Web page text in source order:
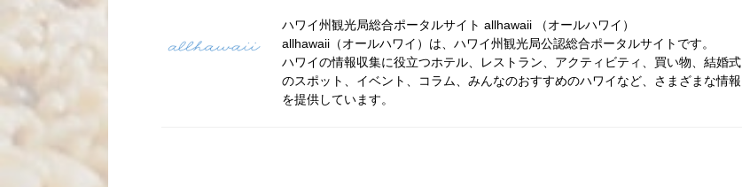
ハワイ州観光局総合ポータルサイト allhawaii （オールハワイ）
allhawaii（オールハワイ）は、ハワイ州観光局公認総合ポータルサイトです。
ハワイの情報収集に役立つホテル、レストラン、アクティビティ、買い物、結婚式
のスポット、イベント、コラム、みんなのおすすめのハワイなど、さまざまな情報
を提供しています。